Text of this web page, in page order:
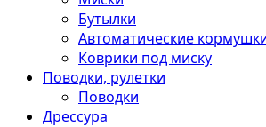
Бутылки
Автоматические
Коврики под миску
Поводки, рулетки
Поводки
Дрессура